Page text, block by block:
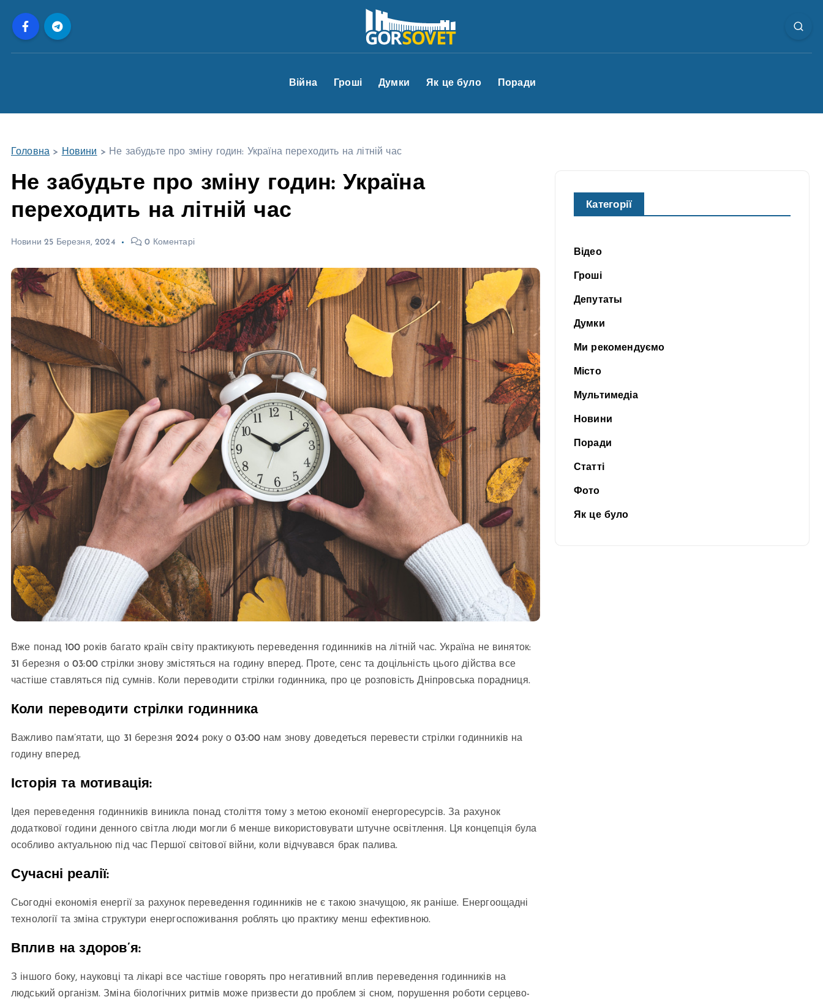
Війна Гроші Думки Як це було Поради
Головна > Новини > Не забудьте про зміну годин: Україна переходить на літній час
Не забудьте про зміну годин: Україна
переходить на літній час
Новини 25 Березня, 2024 0 Коментарі
Вже понад 100 років багато країн світу практикують переведення годинників на літній час. Україна не виняток:
31 березня о 03:00 стрілки знову змістяться на годину вперед. Проте, сенс та доцільність цього дійства все
частіше ставляться під сумнів. Коли переводити стрілки годинника, про це розповість Дніпровська порадниця.
Коли переводити стрілки годинника
Важливо пам’ятати, що 31 березня 2024 року о 03:00 нам знову доведеться перевести стрілки годинників на
годину вперед.
Історія та мотивація:
Ідея переведення годинників виникла понад століття тому з метою економії енергоресурсів. За рахунок
додаткової години денного світла люди могли б менше використовувати штучне освітлення. Ця концепція була
особливо актуальною під час Першої світової війни, коли відчувався брак палива.
Сучасні реалії:
Сьогодні економія енергії за рахунок переведення годинників не є такою значущою, як раніше. Енергоощадні
технології та зміна структури енергоспоживання роблять цю практику менш ефективною.
Вплив на здоров’я:
З іншого боку, науковці та лікарі все частіше говорять про негативний вплив переведення годинників на
людський організм. Зміна біологічних ритмів може призвести до проблем зі сном, порушення роботи серцево-
Категорії
Відео
Гроші
Депутаты
Думки
Ми рекомендуємо
Місто
Мультимедіа
Новини
Поради
Статті
Фото
Як це було